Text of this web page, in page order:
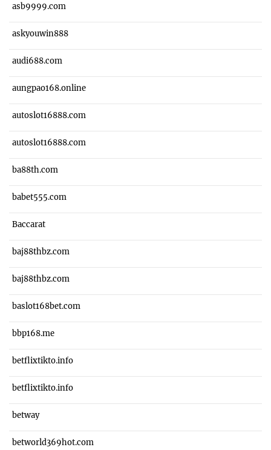
asb9999.com
askyouwin888
audi688.com
aungpao168.online
autoslot16888.com
autoslot16888.com
ba88th.com
babet555.com
Baccarat
baj88thbz.com
baj88thbz.com
baslot168bet.com
bbp168.me
betflixtikto.info
betflixtikto.info
betway
betworld369hot.com